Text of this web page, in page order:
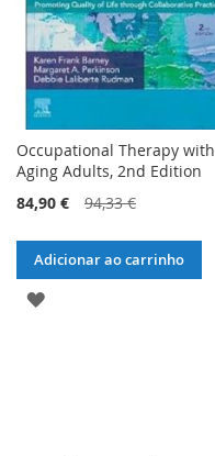
Occupational Therapy with
Aging Adults, 2nd Edition
84,90 €
94,33 €
Adicionar ao carrinho
ADICIONAR